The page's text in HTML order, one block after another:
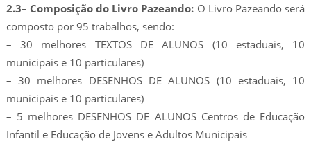
2.3– Composição do Livro Pazeando: O Livro Pazeando será
composto por 95 trabalhos, sendo:
– 30 melhores TEXTOS DE ALUNOS (10 estaduais, 10
municipais e 10 particulares)
– 30 melhores DESENHOS DE ALUNOS (10 estaduais, 10
municipais e 10 particulares)
– 5 melhores DESENHOS DE ALUNOS Centros de Educação
Infantil e Educação de Jovens e Adultos Municipais